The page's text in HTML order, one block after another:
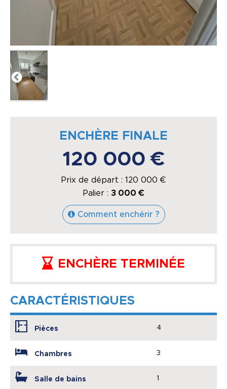
ENCHÈRE FINALE
120 000 €
Prix de départ : 120 000 €
Palier : 3 000 €
Comment enchérir ?
ENCHÈRE TERMINÉE
CARACTÉRISTIQUES
Pièces 4
Chambres 3
Salle de bains 1